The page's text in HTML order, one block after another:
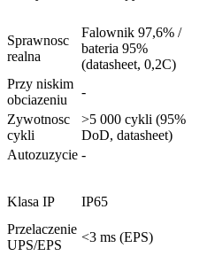
Sprawnosc
realna
Falownik 97,6% /
bateria 95%
(datasheet, 0,2C)
Przy niskim
obciazeniu
-
Zywotnosc
cykli
>5 000 cykli (95%
DoD, datasheet)
Autozuzycie -
Klasa IP IP65
Przelaczenie
UPS/EPS
<3 ms (EPS)